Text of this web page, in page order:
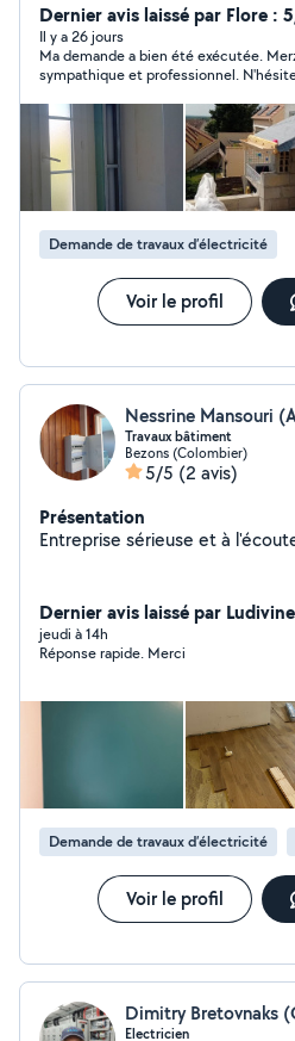
domaine,maçonnerie générale
toiture façade carrelage
votre disposition, à bientôt
Dernier avis laissé par Flore :
Il y a 26 jours
Ma demande a bien été exécutée.
sympathique et professionnel.
Demande de travaux d’électricité
Voir le profil
Nessrine Mansouri
Travaux bâtiment
Bezons (Colombier)
5/5 (2 avis)
Présentation
Entreprise sérieuse et à
Dernier avis laissé par
jeudi à 14h
Réponse rapide. Merci
Demande de travaux d’électricité
Voir le profil
Dimitry Bretovnaks
Electricien